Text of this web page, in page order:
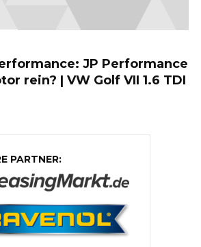
JP Performance
rein? | VW Golf VII 1.6 TDI
PARTNER: